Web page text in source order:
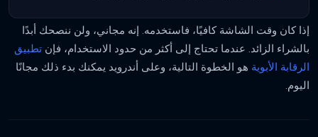
إذا كان وقت الشاشة كافيًا، فاستخدمه. إنه مجاني، ولن ننصحك أبدًا
بالشراء الزائد. عندما تحتاج إلى أكثر من حدود الاستخدام، فإن تطبيق
الرقابة الأبوية هو الخطوة التالية، وعلى أندرويد يمكنك بدء ذلك مجانًا
اليوم.